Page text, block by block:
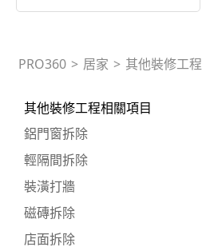
PRO360 > 居家 > 其他裝修工程
其他裝修工程相關項目
鋁門窗拆除
輕隔間拆除
裝潢打牆
磁磚拆除
店面拆除